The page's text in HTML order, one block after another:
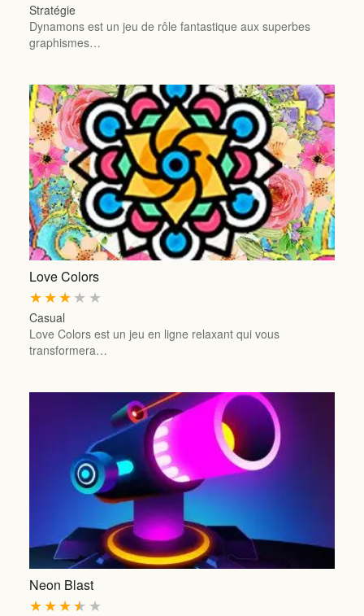
Stratégie
Dynamons est un jeu de rôle fantastique aux superbes
graphismes…
Love Colors
★
★
★
★
★
Casual
Love Colors est un jeu en ligne relaxant qui vous
transformera…
Neon Blast
★
★
★
★
★